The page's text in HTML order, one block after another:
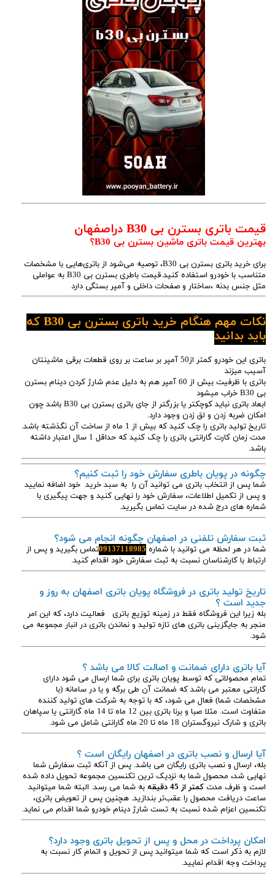
قیمت باتری بسترن بی B30 دراصفهان
بهترین قیمت باتری ماشین بسترن بی B30؟
برای خرید باتری بسترن بی B30، توصیه می‌شود از باتری‌هایی با مشخصات
متناسب با خودرو استفاده کنید.قیمت باطری بسترن بی B30 به عواملی
مثل جنس بدنه ،ساختار و صفحات داخلی و آمپر بستگی دارد
نکات مهم هنگام خرید باتری بسترن بی B30 که
باید بدانید
باتری این خودرو کمتر از50 آمپر بر ساعت بر روی قطعات برقی ماشینتان
آسیب میزند
باتری با ظرفیت بیش از 60 آمپر هم به دلیل عدم شارژ کردن دینام بسترن
بی B30 خراب میشود
ابعاد باتری نباید کوچکتر یا بزرگتر از جای باتری بسترن بی B30 باشد چون
امکان ضربه زدن و لق زدن وجود دارد.
تاریخ تولید باتری را چک کنید که بیش از 1 ماه از ساخت آن نگذشته باشد.
مدت زمان کارت گارانتی باتری را چک کنید که حداقل 1 سال اعتبار داشته
باشد.
چگونه در پویان باطری سفارش خود را ثبت کنیم؟
شما پس از انتخاب باتری می توانید آن را به سبد خرید خود اضافه نمایید
و پس از تکمیل اطلاعات، سفارش خود را نهایی کنید و جهت پیگیری با
شماره های درج شده در سایت تماس بگیرید.
ثبت سفارش تلفنی در اصفهان چگونه انجام می شود؟
شما در هر لحظه می توانید با شماره 09137118985تماس بگیرید و پس از
ارتباط با کارشناسان نسبت به ثبت سفارش خود اقدام کنید.
تاریخ تولید باتری در فروشگاه پویان باتری اصفهان به روز و
جدید است ؟
بله زیرا این فروشگاه فقط در زمینه توزیع باتری فعالیت دارد، که این امر
منجر به جایگزینی باتری های تازه تولید و نماندن باتری در انبار مجموعه می
شود.
آیا باتری دارای ضمانت و اصالت کالا می باشد ؟
تمام محصولاتی که توسط پویان باتری برای شما ارسال می شود دارای
گارانتی معتبر می باشد که ضمانت آن طی برگه و یا در سامانه (با
مشخصات شما) فعال می شود، که با توجه به شرکت های تولید کننده
متفاوت است. مثلا صبا و برنا باتری بین 12 ماه تا 14 ماه گارانتی یا سپاهان
باتری و شارک نیروگستران 18 ماه تا 20 ماه گارانتی شامل می شود.
آیا ارسال و نصب باتری در اصفهان رایگان است ؟
بله، ارسال و نصب باتری رایگان می باشد. پس از آنکه ثبت سفارش شما
نهایی شد، محصول شما به نزدیک ترین تکنسین مجموعه تحویل داده شده
است و ظرف مدت کمتر از 45 دقیقه
به شما می رسد. البته شما میتوانید
ساعت دریافت محصول را عقب‌تر بندازید. هچنین پس از تعویض باتری،
تکنسین اعزام شده نسبت به تست شارژ دینام خودرو شما اقدام می نماید.
امکان پرداخت در محل و پس از تحویل باتری وجود دارد؟
لازم به ذکر است که شما میتوانید پس از تحویل و اتمام کار نسبت به
پرداخت وجه اقدام نمایید.